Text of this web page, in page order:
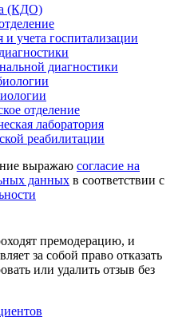
(КДО)
учета госпитализации
диагностики
отделение
лаборатория
реабилитации
выражаю согласие на
данных в соответствии с
премодерацию, и
за собой право отказать
или удалить отзыв без